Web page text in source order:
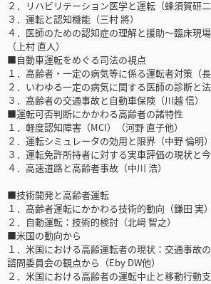
２．リハビリテーション医学と運転（蜂須賀研二
３．運転と認知機能（三村 將）
４．医師のための認知症の理解と援助～臨床現
（上村 直人）
■自動車運転をめぐる司法の視点
１．高齢者・一定の病気等に係る運転者対策（長
２．いわゆる一定の病気に関する医師の診断と法
３．高齢者の交通事故と自動車保険（川越 信）
■運転可否判断にかかわる高齢者の諸特性
１．軽度認知障害（MCI）（河野 直子他）
２．運転シミュレータの効用と限界（中野 倫明）
３．運転免許所持者に対する実車評価の現状と
４．高速道路と高齢者事故（中川 浩）
■技術開発と高齢者運転
１．高齢者運転にかかわる技術的動向（鎌田 実）
２．自動運転：技術的検討（北﨑 智之）
■米国の動向から
１．米国における高齢運転者の現状：交通事故
諮問委員会の観点から（Eby DW他）
２．米国における高齢者の運転中止と移動行動